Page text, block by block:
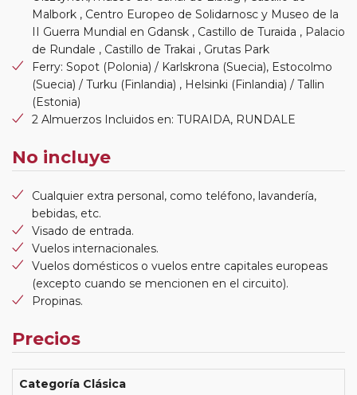
Malbork , Centro Europeo de Solidarnosc y Museo de la
II Guerra Mundial en Gdansk , Castillo de Turaida , Palacio
de Rundale , Castillo de Trakai , Grutas Park
Ferry: Sopot (Polonia) / Karlskrona (Suecia), Estocolmo
(Suecia) / Turku (Finlandia) , Helsinki (Finlandia) / Tallin
(Estonia)
2 Almuerzos Incluidos en: TURAIDA, RUNDALE
No incluye
Cualquier extra personal, como teléfono, lavandería,
bebidas, etc.
Visado de entrada.
Vuelos internacionales.
Vuelos domésticos o vuelos entre capitales europeas
(excepto cuando se mencionen en el circuito).
Propinas.
Precios
Categoría Clásica